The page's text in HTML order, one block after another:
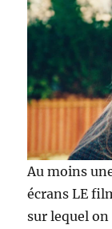
Au moins
écrans LE
sur lequel